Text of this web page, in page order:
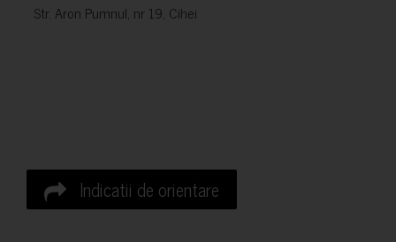
Str. Aron Pumnul, nr 19, Cihei
Indicatii de orientare